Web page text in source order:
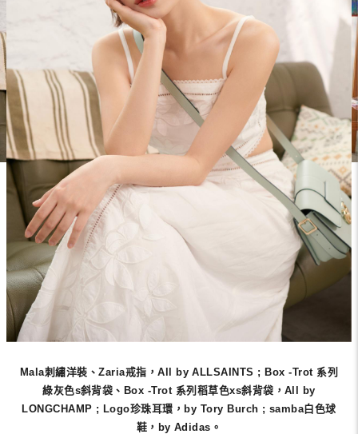
Mala刺繡洋裝、Zaria戒指，All by ALLSAINTS ; Box -Trot 系列
綠灰色s斜背袋、Box -Trot 系列稻草色xs斜背袋，All by
LONGCHAMP ; Logo珍珠耳環，by Tory Burch ; samba白色球
鞋，by Adidas。
「我是水醬Mizuchan，剛上大學，包包裡隨時都有各種化
妝品，最近為了變瘦很認真減肥，買了書、還買了健身房
會員，但都還沒開始，目標是在第一學期交到男朋友。」
Mala刺繡洋裝、Zaria戒指，All by ALLSAINTS ; Box -Trot 系列
綠灰色s斜背袋、Box -Trot 系列稻草色xs斜背袋，All by
LONGCHAMP ; Logo珍珠耳環，by Tory Burch ; samba白色球
鞋，by Adidas。